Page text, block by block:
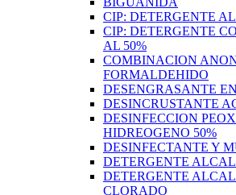
CIP: DETERGENTE
CIP: DETERGENTE
AL 50%
COMBINACION
FORMALDEHIDO
DESENGRASANTE
DESINCRUSTANTE
DESINFECCION
HIDREOGENO 50%
DESINFECTANTE Y
DETERGENTE
DETERGENTE
CLORADO